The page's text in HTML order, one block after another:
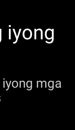
iyong
mga